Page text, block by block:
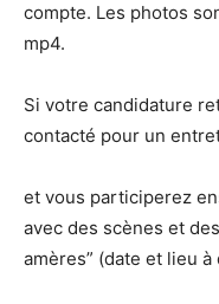
compte. Les photos
mp4.
Si votre candidature
contacté pour un
et vous participerez
avec des scènes et
amères” (date et lieu à